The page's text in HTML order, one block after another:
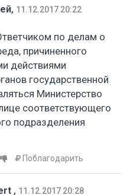
, 11.12.2017 20:22
по делам о
причиненного
действиями
государственной
Министерство
соответствующего
подразделения
Поблагодарить
, 11.12.2017 20:28